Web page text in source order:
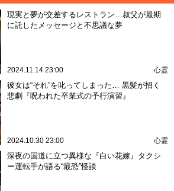
現実と夢が交差するレストラン…叔父が最期
に託したメッセージと不思議な夢
2024.11.14 23:00 心霊
彼女は“それ”を叱ってしまった… 黒髪が招く
悲劇『呪われた卒業式の予行演習』
2024.10.30 23:00 心霊
深夜の国道に立つ異様な『白い花嫁』タクシ
ー運転手が語る“最恐”怪談